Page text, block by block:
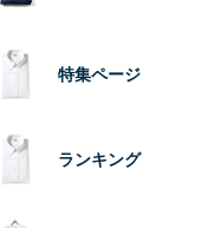
特集ページ
ランキング